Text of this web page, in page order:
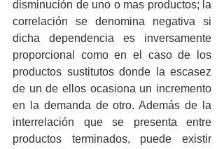
disminución de uno o mas productos; la
correlación se denomina negativa si
dicha dependencia es inversamente
proporcional como en el caso de los
productos sustitutos donde la escasez
de un de ellos ocasiona un incremento
en la demanda de otro. Además de la
interrelación que se presenta entre
productos terminados, puede existir